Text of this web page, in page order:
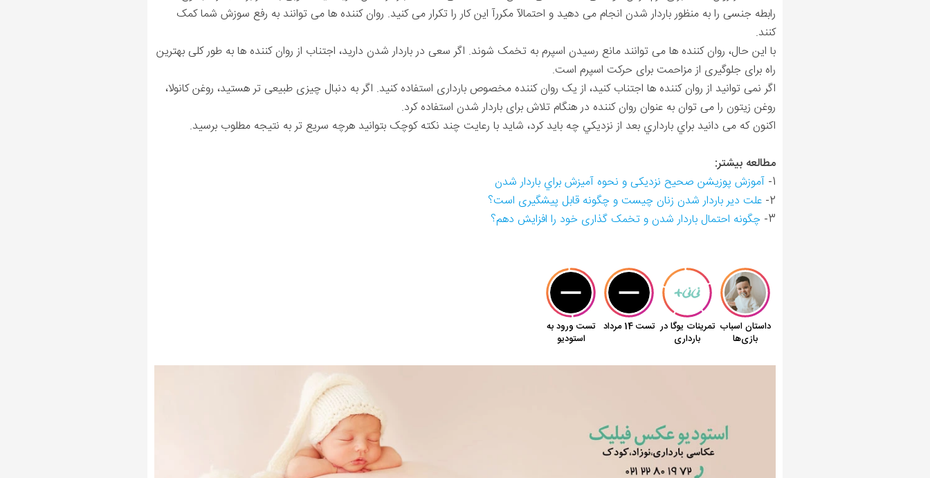
رابطه جنسی را به منظور باردار شدن انجام می دهید و احتمالآ مکررآ این کار را تکرار می کنید. روان کننده ها می توانند به رفع سوزش شما کمک
کنند.
با این حال، روان کننده ها می توانند مانع رسیدن اسپرم به تخمک شوند. اگر سعی در باردار شدن دارید، اجتناب از روان کننده ها به طور کلی بهترین
راه برای جلوگیری از مزاحمت برای حرکت اسپرم است.
اگر نمی توانید از روان کننده ها اجتناب کنید، از یک روان کننده مخصوص بارداری استفاده کنید. اگر به دنبال چیزی طبیعی تر هستید، روغن کانولا،
روغن زیتون را می توان به عنوان روان کننده در هنگام تلاش برای باردار شدن استفاده کرد.
اکنون که می دانید براي بارداري بعد از نزديكي چه بايد كرد، شاید با رعایت چند نکته کوچک بتوانید هرچه سریع تر به نتیجه مطلوب برسید.
مطالعه بیشتر:
1- آموزش پوزیشن صحیح نزدیکی و نحوه آميزش براي باردار شدن
2- علت دیر باردار شدن زنان چیست و چگونه قابل پیشگیری است؟
3- چگونه احتمال باردار شدن و تخمک گذاری خود را افزایش دهم؟